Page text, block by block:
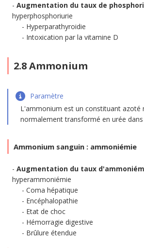
Augmentation du taux de
hyperphosphoriurie
Hyperparathyroidie
Intoxication par la vitamine D
2.8 Ammonium
Paramètre
L'ammonium est un constituant azoté
normalement transformé en urée
Ammonium sanguin : ammoniémie
Augmentation du taux
hyperammoniémie
Coma hépatique
Encéphalopathie
Etat de choc
Hémorragie digestive
Brûlure étendue